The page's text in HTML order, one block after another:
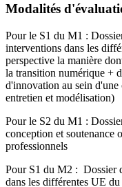
Modalités
Pour le S1 du M1 :
interventions dans les
perspective la manière
la transition numérique +
d'innovation au sein
entretien et modélisation)
Pour le S2 du M1 :
conception et soutenance
professionnels
Pour S1 du M2 : Dossier
dans les différentes UE